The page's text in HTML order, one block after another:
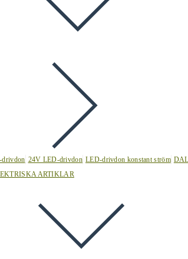
drivdon 24V LED-drivdon LED-drivdon konstant ström
ARTIKLAR